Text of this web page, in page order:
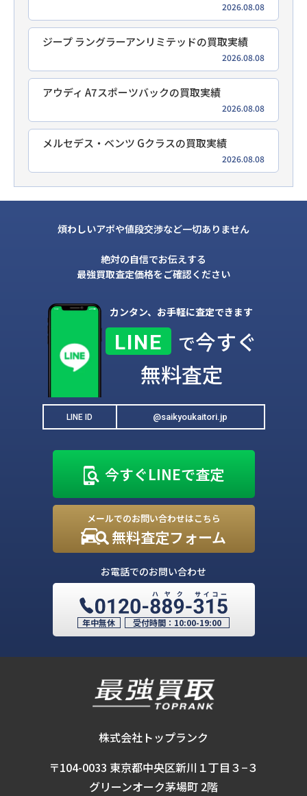
2026.08.08
ジープ ラングラーアンリミテッドの買取実績
2026.08.08
アウディ A7スポーツバックの買取実績
2026.08.08
メルセデス・ベンツ Gクラスの買取実績
2026.08.08
煩わしいアポや値段交渉など一切ありません
絶対の自信でお伝えする
最強買取査定価格をご確認ください
カンタン、お手軽に査定できます
LINE で今すぐ
無料査定
LINE ID @saikyoukaitori.jp
今すぐLINEで査定
メールでのお問い合わせはこちら
無料査定フォーム
お電話でのお問い合わせ
年中無休 受付時間： 10:00-19:00
株式会社トップランク
〒104-0033 東京都中央区新川１丁目３−３
グリーンオーク茅場町 2階